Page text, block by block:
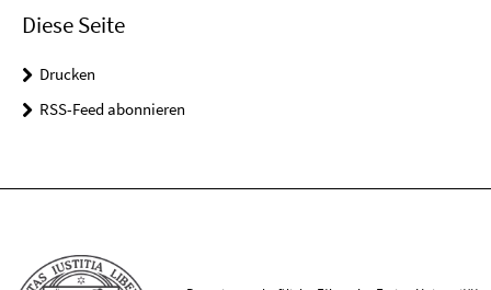
Diese Seite
Drucken
RSS-Feed abonnieren